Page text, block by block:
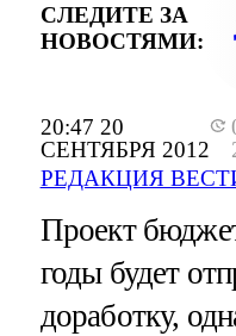
20:47 20
СЕНТЯБРЯ 2012
РЕДАКЦИЯ
СЛЕДИТЕ ЗА
НОВОСТЯМИ:
Проект
годы будет
доработку,